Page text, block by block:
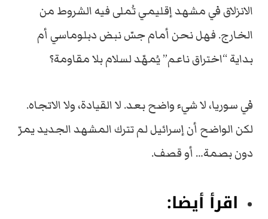
الانزلاق في مشهد إقليمي تُملى فيه الشروط من
الخارج. فهل نحن أمام جسّ نبض دبلوماسي أم
بداية “اختراق ناعم” يُمهّد لسلام بلا مقاومة؟
في سوريا، لا شيء واضح بعد. لا القيادة، ولا الاتجاه.
لكن الواضح أن إسرائيل لم تترك المشهد الجديد يمرّ
دون بصمة… أو قصف.
اقرأ أيضا: